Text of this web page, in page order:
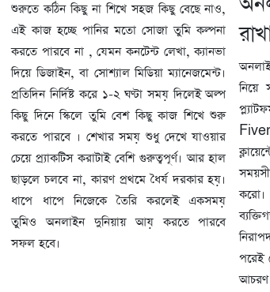
শুরুতে কঠিন কিছু না শিখে সহজ কিছু বেছে নাও,
এই কাজ হচ্ছে পানির মতো সোজা তুমি কল্পনা
করতে পারবে না , যেমন কনটেন্ট লেখা, ক্যানভা
দিয়ে ডিজাইন, বা সোশ্যাল মিডিয়া ম্যানেজমেন্ট।
প্রতিদিন নির্দিষ্ট করে ১-২ ঘণ্টা সময় দিলেই অল্প
কিছু দিনে স্কিলে তুমি বেশ কিছু কাজ শিখে শুরু
করতে পারবে । শেখার সময় শুধু দেখে যাওয়ার
চেয়ে প্র্যাকটিস করাটাই বেশি গুরুত্বপূর্ণ। আর হাল
ছাড়লে চলবে না, কারণ প্রথমে ধৈর্য দরকার হয়।
ধাপে ধাপে নিজেকে তৈরি করলেই একসময়
তুমিও অনলাইন দুনিয়ায় আয় করতে পারবে
সফল হবে।
নিয়ে
করো।
পরেই
আচরণ